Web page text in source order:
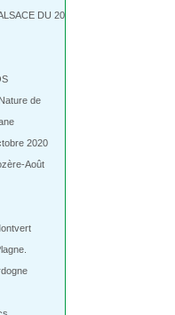
DU 20
de
2020
Août